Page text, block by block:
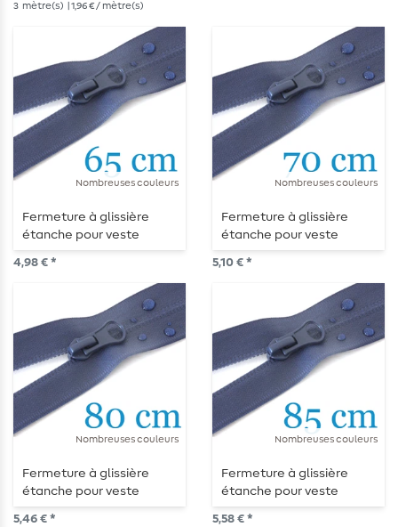
3 mètre(s) | 1,96 € / mètre(s)
Nombreuses couleurs
Fermeture à glissière
étanche pour veste
d'extérieur divisible 65 cm
4,98 € *
Nombreuses couleurs
Fermeture à glissière
étanche pour veste
d'extérieur divisible 70 cm
5,10 € *
Nombreuses couleurs
Fermeture à glissière
étanche pour veste
d'extérieur divisible 80 cm
5,46 € *
Nombreuses couleurs
Fermeture à glissière
étanche pour veste
d'extérieur divisible 85 cm
5,58 € *